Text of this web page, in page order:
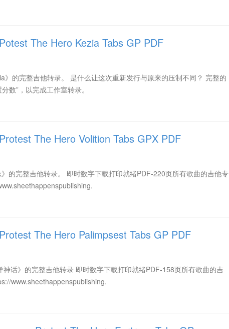
The Hero Kezia Tabs GP PDF
》的完整吉他转录。 是什么让这次重新发行与原来的压制不同？ 完整的
数”，以完成工作室转录。
The Hero Volition Tabs GPX PDF
的完整吉他转录。 即时数字下载打印就绪PDF-220页所有歌曲的吉他专
The Hero Palimpsest Tabs GP PDF
话》的完整吉他转录 即时数字下载打印就绪PDF-158页所有歌曲的吉
www.sheethappenspublishing.